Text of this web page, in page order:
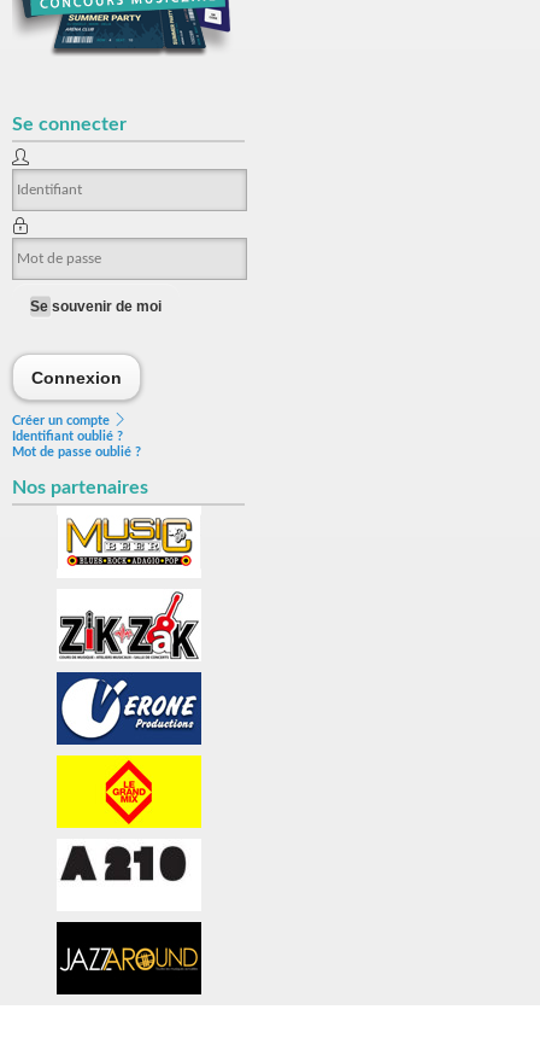
Se connecter
Se souvenir de moi
Connexion
Créer un compte
Identifiant oublié ?
Mot de passe oublié ?
Nos partenaires